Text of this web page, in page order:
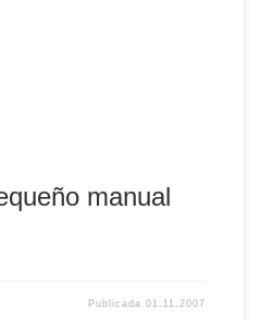
manual
Publicada01.11.2007